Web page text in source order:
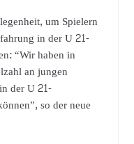
um Spielern
in der U 21-
“Wir haben in
an jungen
der U 21-
so der neue